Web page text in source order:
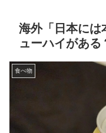
海外「日本には
ューハイがある
食べ物